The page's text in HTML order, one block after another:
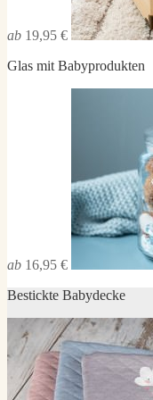
ab 19,95 €
Glas mit Babyprodukten
ab 16,95 €
Bestickte Babydecke